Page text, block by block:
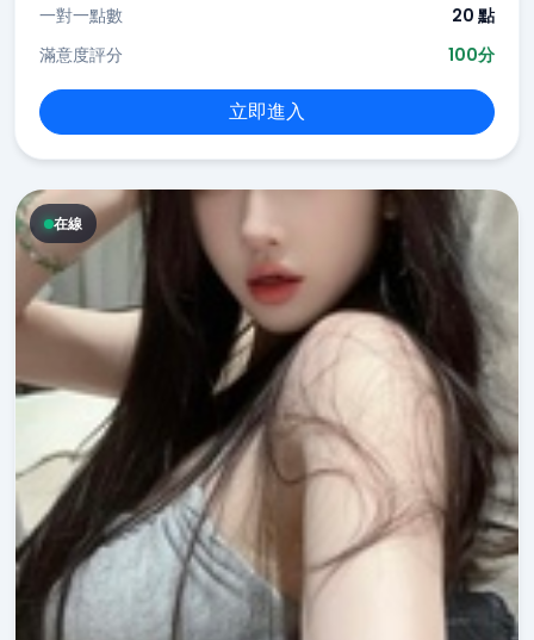
一對一點數
20 點
滿意度評分
100分
立即進入
在線